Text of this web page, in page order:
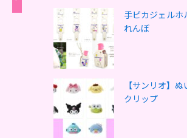
手ピカジェル
れんぼ
【サンリオ】
クリップ